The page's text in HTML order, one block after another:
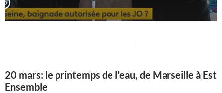
20 mars: le printemps de l'eau, de Marseille à Est
Ensemble